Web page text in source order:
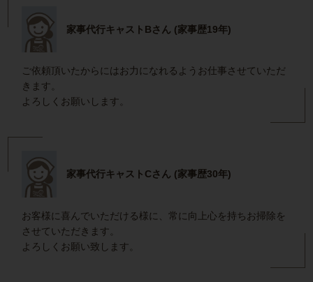
家事代行キャストBさん (家事歴19年)
ご依頼頂いたからにはお力になれるようお仕事させていただ
きます。
よろしくお願いします。
家事代行キャストCさん (家事歴30年)
お客様に喜んでいただける様に、常に向上心を持ちお掃除を
させていただきます。
よろしくお願い致します。